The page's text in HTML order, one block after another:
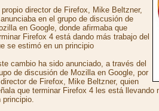
propio director de Firefox, Mike Beltzner,
anunciaba en el grupo de discusión de
en Google, donde afirmaba que
Firefox 4 está dando más trabajo del
se estimó en un principio
cambio ha sido anunciado, a través del
de discusión de Mozilla en Google, por
de Firefox, Mike Beltzner, quien
que terminar Firefox 4 les está llevando
principio.